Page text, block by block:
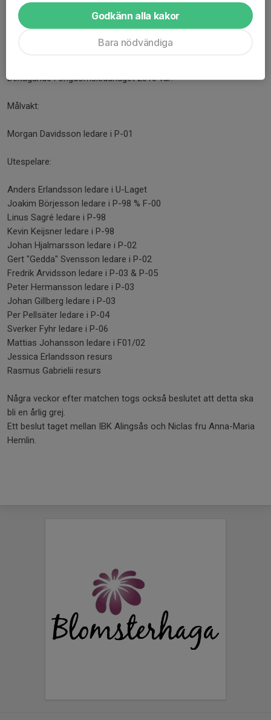
Jesper Konradsson
Stefan Odelberg
Deltagande i Ungdomsledarlaget 2013 var:
Målvakt:
Morgan Davidsson ledare i P-01
Utespelare:
Anders Erlandsson ledare i U-Laget
Joakim Börjesson ledare i P-98 % F-00
Linus Sagré ledare i P-98
Kevin Keijsner ledare i P-98
Johan Hjalmarsson ledare i P-02
Gert "Gedda" Svensson ledare i P-02
Fredrik Arvidsson ledare i P-03 & P-05
Peter Hermansson ledare i P-03
Johan Gillberg ledare i P-03
Per Pellsäter ledare i P-04
Sverker Fyhr ledare i P-06
Mattias Johansson ledare i F01/02
Jessica Erlandsson resurs
Rasmus Gabrielii resurs
Några veckor efter matchen togs också beslutet att detta ska
bli en årlig grej.
Ett beslut taget mellan IBK Alingsås och Niclas fru Anna-Maria
Hemlin.
Godkänn alla kakor
Bara nödvändiga